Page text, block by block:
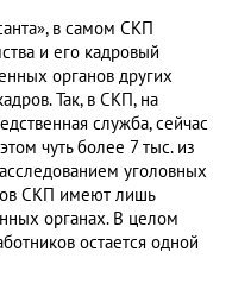
в самом СКП
и его кадровый
органов других
Так, в СКП, на
служба, сейчас
чуть более 7 тыс. из
уголовных
СКП имеют лишь
органах. В целом
остается одной